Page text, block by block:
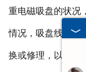
重电磁吸盘的状况
情况，吸盘线路是
换或修理，以确保